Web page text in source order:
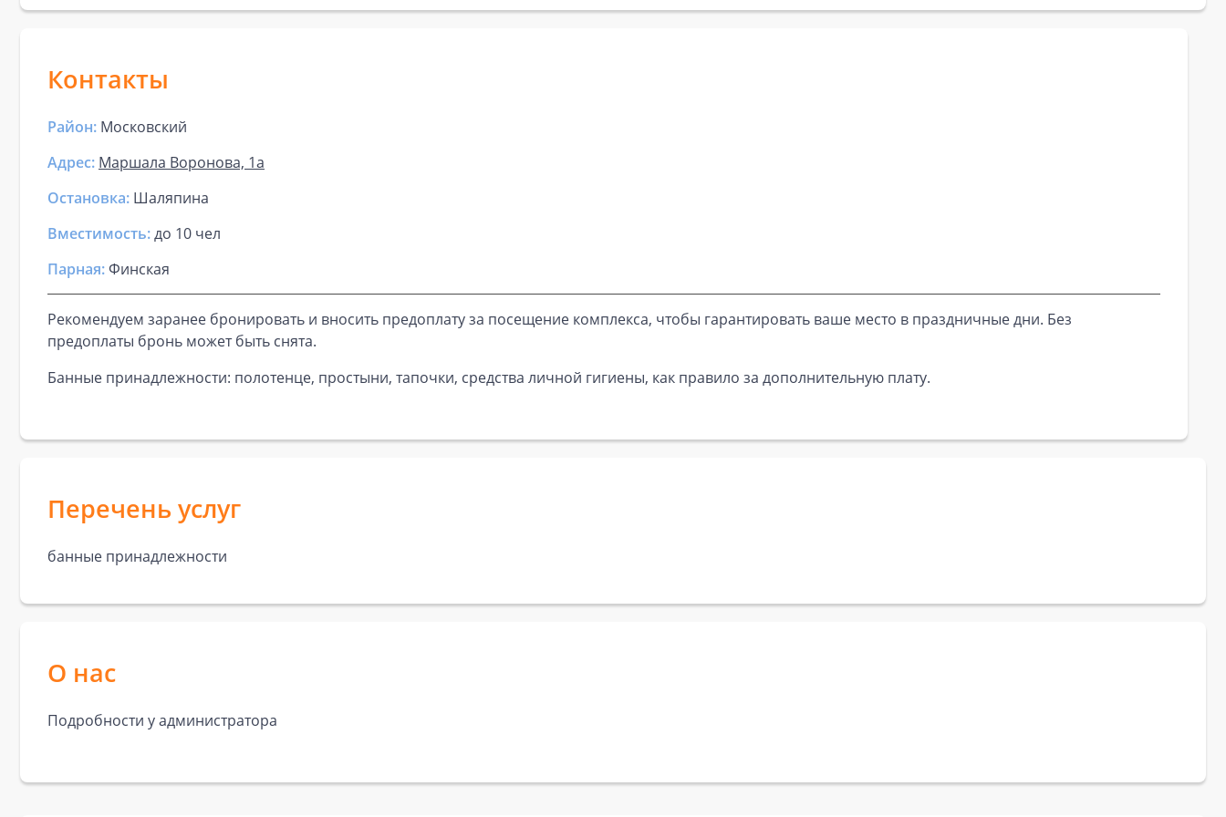
Контакты
Район: Московский
Адрес: Маршала Воронова, 1а
Остановка: Шаляпина
Вместимость:до 10 чел
Парная:Финская
Рекомендуем заранее бронировать и вносить предоплату за посещение комплекса, чтобы гарантировать ваше место в праздничные дни. Без
предоплаты бронь может быть снята.
Банные принадлежности: полотенце, простыни, тапочки, средства личной гигиены, как правило за дополнительную плату.
Перечень услуг
банные принадлежности
О нас
Подробности у администратора